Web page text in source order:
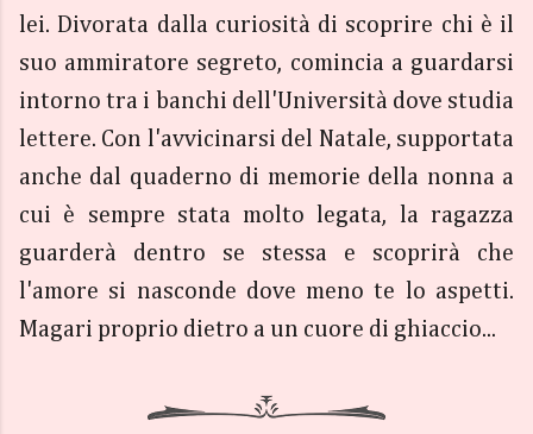
lei. Divorata dalla curiosità di scoprire chi è il
suo ammiratore segreto, comincia a guardarsi
intorno tra i banchi dell'Università dove studia
lettere. Con l'avvicinarsi del Natale, supportata
anche dal quaderno di memorie della nonna a
cui è sempre stata molto legata, la ragazza
guarderà dentro se stessa e scoprirà che
l'amore si nasconde dove meno te lo aspetti.
Magari proprio dietro a un cuore di ghiaccio...